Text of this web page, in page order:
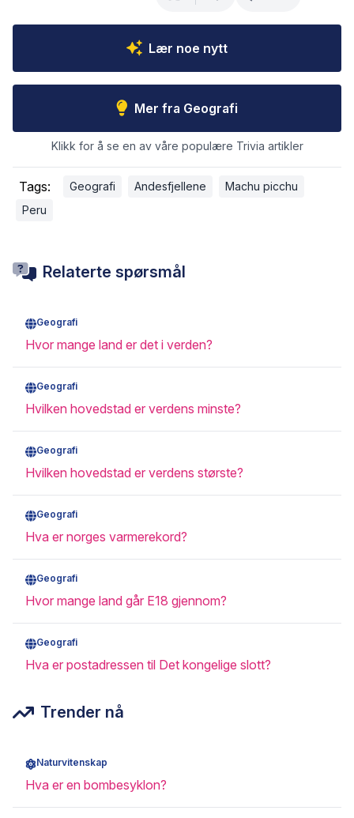
Lær noe nytt
Mer fra Geografi
Klikk for å se en av våre populære Trivia artikler
Tags: Geografi Andesfjellene
Machu picchu
Peru
Relaterte spørsmål
Geografi
Hvor mange land er det i verden?
Geografi
Hvilken hovedstad er verdens minste?
Geografi
Hvilken hovedstad er verdens største?
Geografi
Hva er norges varmerekord?
Geografi
Hvor mange land går E18 gjennom?
Geografi
Hva er postadressen til Det kongelige slott?
Trender nå
Naturvitenskap
Hva er en bombesyklon?